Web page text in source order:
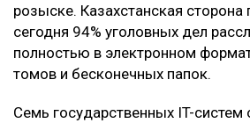
розыске. Казахстанская сторона
сегодня 94% уголовных дел
полностью в электронном
томов и бесконечных папок.
Семь государственных IT-